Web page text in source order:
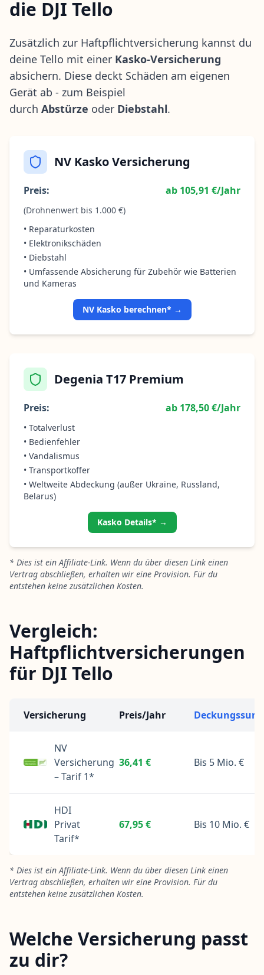
die DJI Tello
Zusätzlich zur Haftpflichtversicherung kannst du
deine Tello mit einer Kasko-Versicherung
absichern. Diese deckt Schäden am eigenen
Gerät ab - zum Beispiel
durch Abstürze oder Diebstahl.
NV Kasko Versicherung
Preis: ab 105,91 €/Jahr
(Drohnenwert bis 1.000 €)
• Reparaturkosten
• Elektronikschäden
• Diebstahl
• Umfassende Absicherung für Zubehör wie Batterien
und Kameras
NV Kasko berechnen* →
Degenia T17 Premium
Preis: ab 178,50 €/Jahr
• Totalverlust
• Bedienfehler
• Vandalismus
• Transportkoffer
• Weltweite Abdeckung (außer Ukraine, Russland,
Belarus)
Kasko Details* →
* Dies ist ein Affiliate-Link. Wenn du über diesen Link einen
Vertrag abschließen, erhalten wir eine Provision. Für du
entstehen keine zusätzlichen Kosten.
Vergleich:
Haftpflichtversicherungen
für DJI Tello
Versicherung Preis/Jahr
NV
Versicherung
– Tarif 1*
36,41 € Bis 5 Mio. €
HDI
Privat
Tarif*
67,95 € Bis 10 Mio. €
* Dies ist ein Affiliate-Link. Wenn du über diesen Link einen
Vertrag abschließen, erhalten wir eine Provision. Für du
entstehen keine zusätzlichen Kosten.
Welche Versicherung passt
zu dir?